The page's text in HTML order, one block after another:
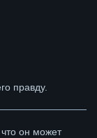
правду.
что он может